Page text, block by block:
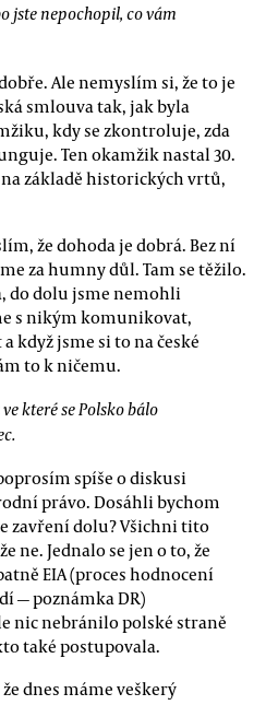
jste nepochopil, co vám
Ale nemyslím si, že to je
smlouva tak, jak byla
kdy se zkontroluje, zda
Ten okamžik nastal 30.
základě historických vrtů,
že dohoda je dobrá. Bez ní
za humny důl. Tam se těžilo.
do dolu jsme nemohli
s nikým komunikovat,
když jsme si to na české
to k ničemu.
které se Polsko bálo
spíše o diskusi
právo. Dosáhli bychom
zavření dolu? Všichni tito
ne. Jednalo se jen o to, že
EIA (proces hodnocení
— poznámka DR)
nic nebránilo polské straně
také postupovala.
dnes máme veškerý